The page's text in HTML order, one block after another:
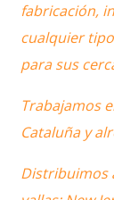
fabricación,
cualquier
para sus
Trabajamos
Cataluña y
Distribuimos